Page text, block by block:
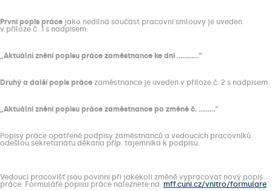
První popis práce jako nedílná součást pracovní smlouvy je uveden
v příloze č. 1 s nadpisem:
„Aktuální znění popisu práce zaměstnance ke dni …………“
Druhý a další popis práce zaměstnance je uveden v příloze č. 2 s nadpisem:
„Aktuální znění popisu práce zaměstnance po změně č. ………“
Popisy práce opatřené podpisy zaměstnanců a vedoucích pracovníků
odešlou sekretariátu děkana příp. tajemníka k podpisu.
Vedoucí pracovišť jsou povinni při jakékoli změně vypracovat nový popis
práce. Formuláře popisu práce naleznete na: mff.cuni.cz/vnitro/formulare